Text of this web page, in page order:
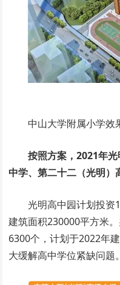
中山大学附属小学效
按照方案，2021年
中学、第二十二（光明）
光明高中园计划投资
建筑面积230000平方米
6300个，计划于2022年
大缓解高中学位紧缺问题。